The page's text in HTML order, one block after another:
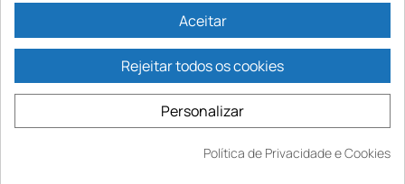
Comprar
https://www.habitatejardim.pt é um site da empresa GECODIS SA com um
capital de 187.203,29€, 32 Rue de Paradis - PARIS 75010 (FRANÇA). A
GECODIS.SA criada em 11/04/1998 é uma subsidiária da ODAYA ​​​​​​HOLDING com
um capital de 2.750.640,00 EURO.
TODAS AS NOSSAS PROMOÇÕES SÃO VÁLIDAS ENQUANTO ESTOQUE
DISPONÍVEL
Aceitar
Rejeitar todos os cookies
Personalizar
Política de Privacidade e Cookies